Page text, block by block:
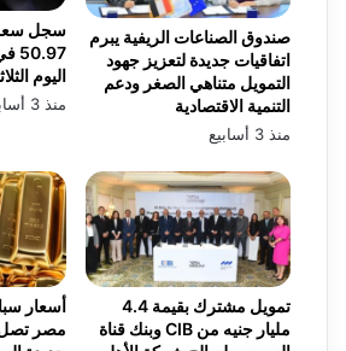
سجل سعر
اليوم
منذ 3 أسابيع
صندوق الصناعات الريفية يبرم
اتفاقيات جديدة لتعزيز جهود
التمويل متناهي الصغر ودعم
التنمية الاقتصادية
منذ 3 أسابيع
أسعار
مصر تصل
تمويل مشترك بقيمة 4.4
مليار جنيه من CIB وبنك قناة